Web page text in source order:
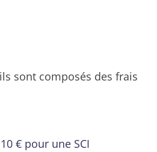
sont composés des frais
€ pour une SCI